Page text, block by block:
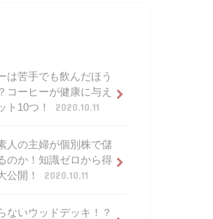
は苦手でも飲んだほう
コーヒーが健康に与え
ト10つ！
2020.10.11
人の主婦が個別株で儲
のか！知識ゼロから得
公開！
2020.10.11
ないウッドデッキ！？